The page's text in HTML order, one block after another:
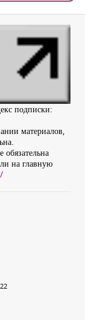
подписки:
материалов,
на главную